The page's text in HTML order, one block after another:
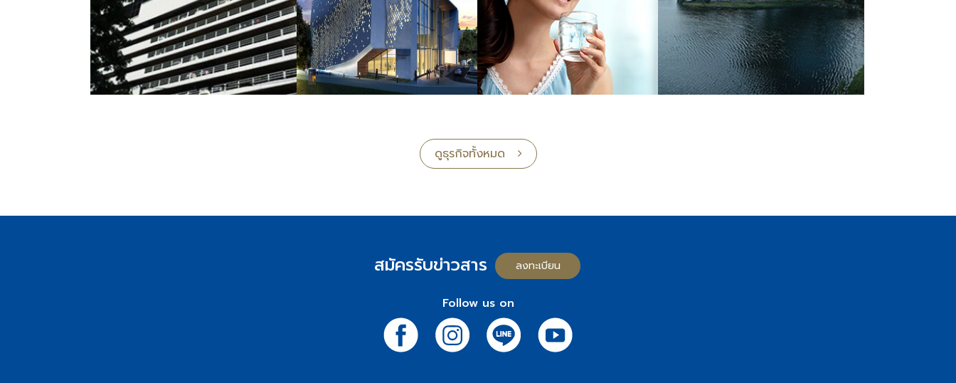
ดูธุรกิจทั้งหมด
สมัครรับข่าวสาร ลงทะเบียน
Follow us on